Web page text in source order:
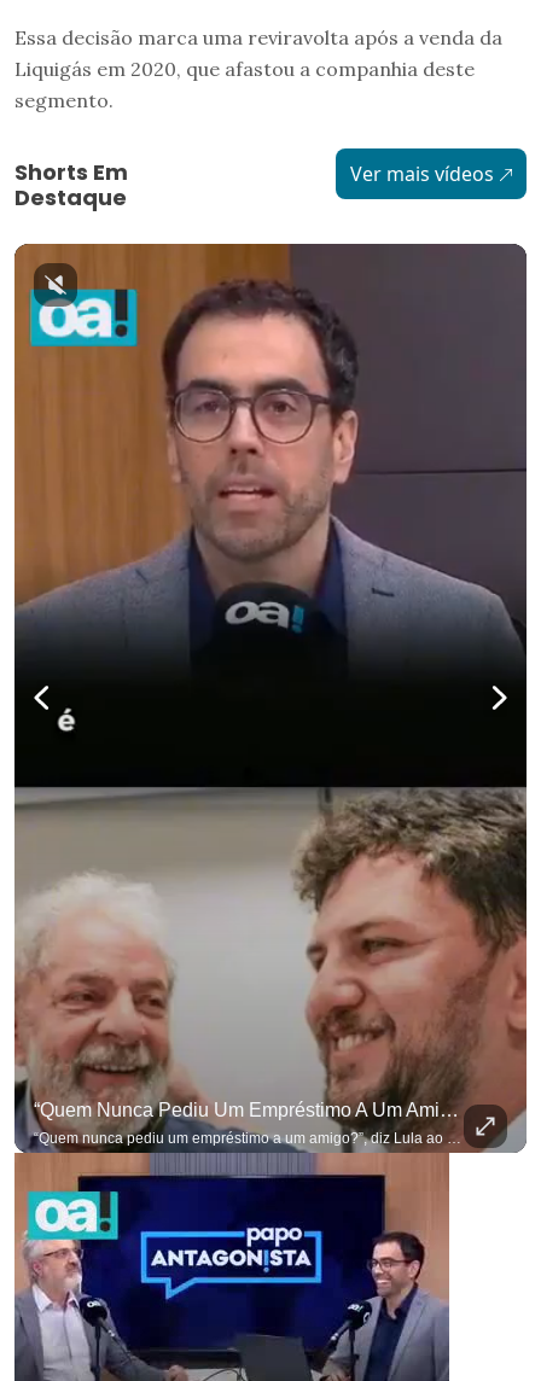
Essa decisão marca uma reviravolta após a venda da
Liquigás em 2020, que afastou a companhia deste
segmento.
Shorts Em
Destaque
Ver mais vídeos
“Quem Nunca Pediu Um Empréstimo A Um Amigo?”, Diz Lula Ao Defender Seu Ex-Chefe De Gabinete
“Quem nunca pediu um empréstimo a um amigo?”, diz Lula ao defender seu ex-chefe de gabinete Marcola, que recebeu R$ 249 mil de uma empresa ligada a uma amiga de Lulinha. #OAntagonista Se você busca informação com credibilidade, inscreva-se agora e ative o